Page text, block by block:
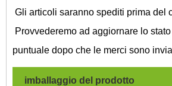
Gli articoli saranno spediti prima del
Provvederemo ad aggiornare lo
puntuale dopo che le merci sono
imballaggio del prodotto